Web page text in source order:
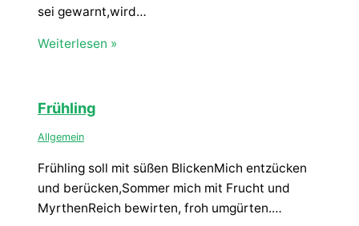
sei gewarnt,wird…
Weiterlesen »
Frühling
Allgemein
Frühling soll mit süßen BlickenMich entzücken
und berücken,Sommer mich mit Frucht und
MyrthenReich bewirten, froh umgürten.…